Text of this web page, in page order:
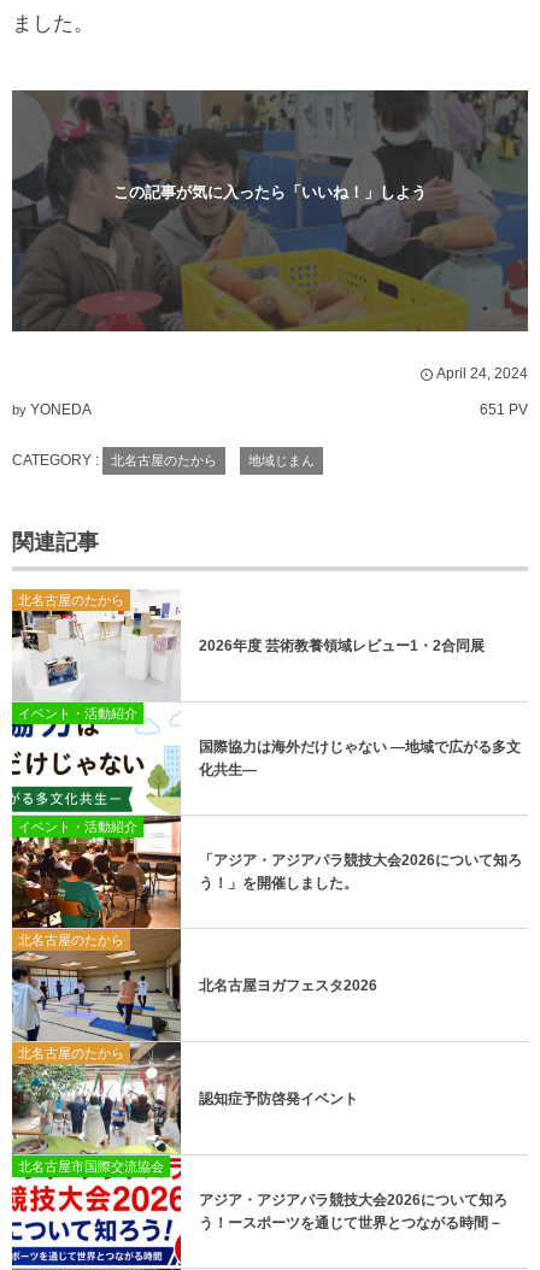
ました。
この記事が気に入ったら「いいね！」しよう
April 24 2024
by YONEDA 651 PV
CATEGORY : 北名古屋のたから 地域じまん
関連記事
北名古屋のたから
2026年度 芸術教養領域レビュー1・2合同展
イベント・活動紹介
国際協力は海外だけじゃない ―地域で広がる多文
化共生―
イベント・活動紹介
「アジア・アジアパラ競技大会2026について知ろ
う！」を開催しました。
北名古屋のたから
北名古屋ヨガフェスタ2026
北名古屋のたから
認知症予防啓発イベント
北名古屋市国際交流協会
アジア・アジアパラ競技大会2026について知ろ
う！ースポーツを通じて世界とつながる時間－